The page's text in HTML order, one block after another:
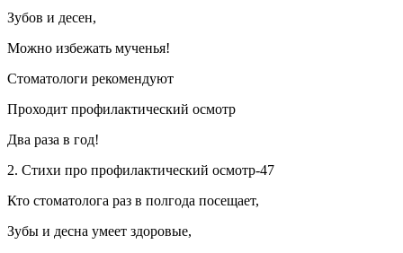
Зубов и десен,
Можно избежать мученья!
Стоматологи рекомендуют
Проходит профилактический осмотр
Два раза в год!
2. Стихи про профилактический осмотр-47
Кто стоматолога раз в полгода посещает,
Зубы и десна умеет здоровые,